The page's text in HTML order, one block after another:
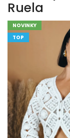
Ruela
NOVINKY
TOP